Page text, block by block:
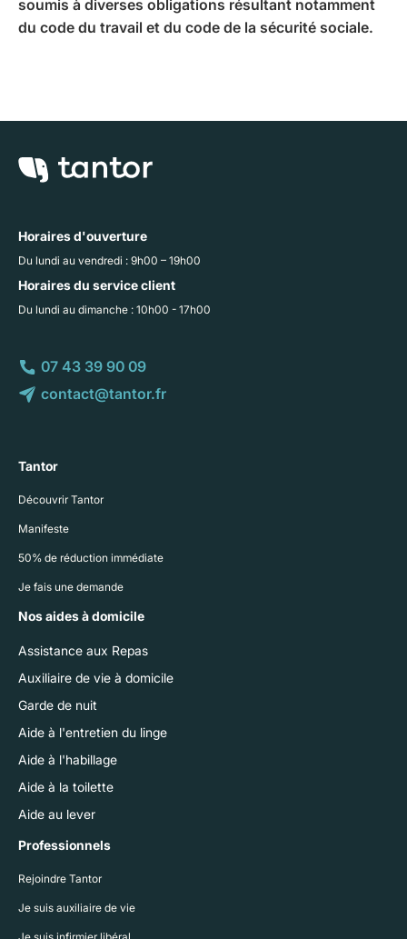
soumis à diverses obligations résultant notamment
du code du travail et du code de la sécurité sociale.
Horaires d'ouverture
Du lundi au vendredi : 9h00 – 19h00
Horaires du service client
Du lundi au dimanche : 10h00 - 17h00
07 43 39 90 09
contact@tantor.fr
Tantor
Découvrir Tantor
Manifeste
50% de réduction immédiate
Je fais une demande
Nos aides à domicile
Assistance aux Repas
Auxiliaire de vie à domicile
Garde de nuit
Aide à l'entretien du linge
Aide à l'habillage
Aide à la toilette
Aide au lever
Professionnels
Rejoindre Tantor
Je suis auxiliaire de vie